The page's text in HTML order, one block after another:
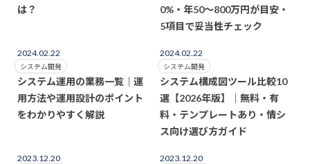
は？
0%・年50〜800万円が目安・
5項目で妥当性チェック
2024.02.22
システム開発
システム運用の業務一覧｜運
用方法や運用設計のポイント
をわかりやすく解説
2024.02.22
システム開発
システム構成図ツール比較10
選【2026年版】｜無料・有
料・テンプレートあり・情シ
ス向け選び方ガイド
2023.12.20 2023.12.20